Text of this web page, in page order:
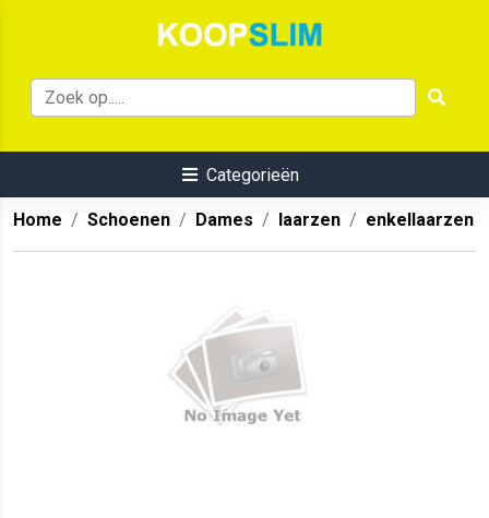
Categorieën
Home Schoenen Dames laarzen enkellaarzen